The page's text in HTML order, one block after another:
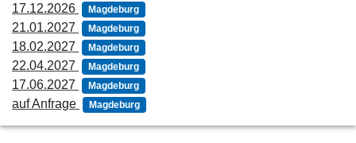
17.12.2026 Magdeburg
21.01.2027 Magdeburg
18.02.2027 Magdeburg
22.04.2027 Magdeburg
17.06.2027 Magdeburg
auf Anfrage Magdeburg